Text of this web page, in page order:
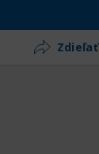
Zdieľať